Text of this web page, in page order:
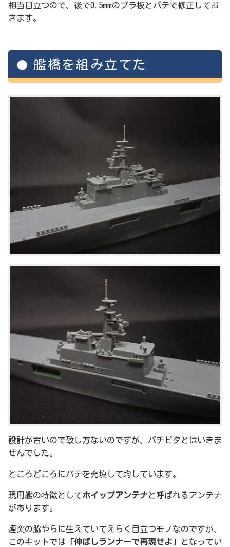
相当目立つので、後で0.5mmのプラ板とパテで修正してお
きます。
艦橋を組み立てた
設計が古いので致し方ないのですが、バチピタとはいきま
せんでした。
ところどころにパテを充填して均しています。
現用艦の特徴としてホイップアンテナと呼ばれるアンテナ
があります。
煙突の脇やらに生えていてえらく目立つモノなのですが、
このキットでは 「伸ばしランナーで再現せよ 」となってい